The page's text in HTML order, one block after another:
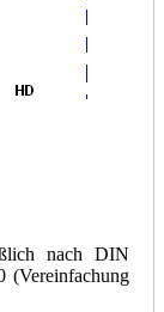
nach DIN
(Vereinfachung